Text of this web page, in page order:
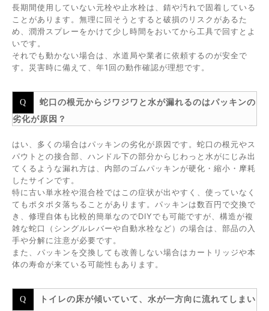
長期間使用していない元栓や止水栓は、錆や汚れで固着している
ことがあります。無理に回そうとすると破損のリスクがあるた
め、潤滑スプレーをかけて少し時間をおいてから工具で回すとよ
いです。
それでも動かない場合は、水道局や業者に依頼するのが安全で
す。災害時に備えて、年1回の動作確認が理想です。
蛇口の根元からジワジワと水が漏れるのはパッキンの
劣化が原因？
はい、多くの場合はパッキンの劣化が原因です。蛇口の根元やス
パウトとの接合部、ハンドル下の部分からじわっと水がにじみ出
てくるような漏れ方は、内部のゴムパッキンが硬化・縮小・摩耗
したサインです。
特に古い単水栓や混合栓ではこの症状が出やすく、使っていなく
てもポタポタ落ちることがあります。パッキンは数百円で交換で
き、修理自体も比較的簡単なのでDIYでも可能ですが、構造が複
雑な蛇口（シングルレバーや自動水栓など）の場合は、部品の入
手や分解に注意が必要です。
また、パッキンを交換しても改善しない場合はカートリッジや本
体の寿命が来ている可能性もあります。
トイレの床が傾いていて、水が一方向に流れてしまい